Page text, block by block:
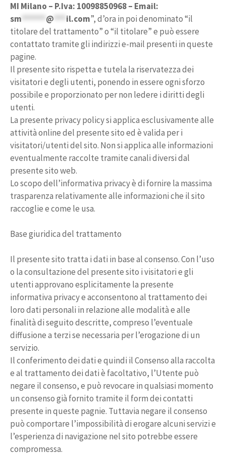
MI Milano – P.Iva: 10098850968– Email:
sm ****** @ *** il.com”, d’ora in poi denominato “il
titolare del trattamento” o “il titolare” e può essere
contattato tramite gli indirizzi e-mail presenti in queste
pagine.
Il presente sito rispetta e tutela la riservatezza dei
visitatori e degli utenti, ponendo in essere ogni sforzo
possibile e proporzionato per non ledere i diritti degli
utenti.
La presente privacy policy si applica esclusivamente alle
attività online del presente sito ed è valida per i
visitatori/utenti del sito. Non si applica alle informazioni
eventualmente raccolte tramite canali diversi dal
presente sito web.
Lo scopo dell’informativa privacy è di fornire la massima
trasparenza relativamente alle informazioni che il sito
raccoglie e come le usa.
Base giuridica del trattamento
Il presente sito tratta i dati in base al consenso. Con l’uso
o la consultazione del presente sito i visitatori e gli
utenti approvano esplicitamente la presente
informativa privacy e acconsentono al trattamento dei
loro dati personali in relazione alle modalità e alle
finalità di seguito descritte, compreso l’eventuale
diffusione a terzi se necessaria per l’erogazione di un
servizio.
Il conferimento dei dati e quindi il Consenso alla raccolta
e al trattamento dei dati è facoltativo, l’Utente può
negare il consenso, e può revocare in qualsiasi momento
un consenso già fornito tramite il form dei contatti
presente in queste pagnie. Tuttavia negare il consenso
può comportare l’impossibilità di erogare alcuni servizi e
l’esperienza di navigazione nel sito potrebbe essere
compromessa.